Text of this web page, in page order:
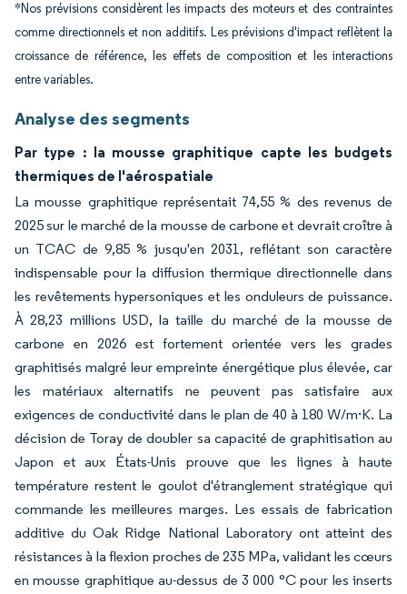
*Nos prévisions considèrent les impacts des moteurs et des contraintes
comme directionnels et non additifs. Les prévisions d'impact reflètent la
croissance de référence, les effets de composition et les interactions
entre variables.
Analyse des segments
Par type : la mousse graphitique capte les budgets
thermiques de l'aérospatiale
La mousse graphitique représentait 74,55 % des revenus de
2025 sur le marché de la mousse de carbone et devrait croître à
un TCAC de 9,85 % jusqu'en 2031, reflétant son caractère
indispensable pour la diffusion thermique directionnelle dans
les revêtements hypersoniques et les onduleurs de puissance.
À 28,23 millions USD, la taille du marché de la mousse de
carbone en 2026 est fortement orientée vers les grades
graphitisés malgré leur empreinte énergétique plus élevée, car
les matériaux alternatifs ne peuvent pas satisfaire aux
exigences de conductivité dans le plan de 40 à 180 W/m·K. La
décision de Toray de doubler sa capacité de graphitisation au
Japon et aux États-Unis prouve que les lignes à haute
température restent le goulot d'étranglement stratégique qui
commande les meilleures marges. Les essais de fabrication
additive du Oak Ridge National Laboratory ont atteint des
résistances à la flexion proches de 235 MPa, validant les cœurs
en mousse graphitique au-dessus de 3 000 °C pour les inserts